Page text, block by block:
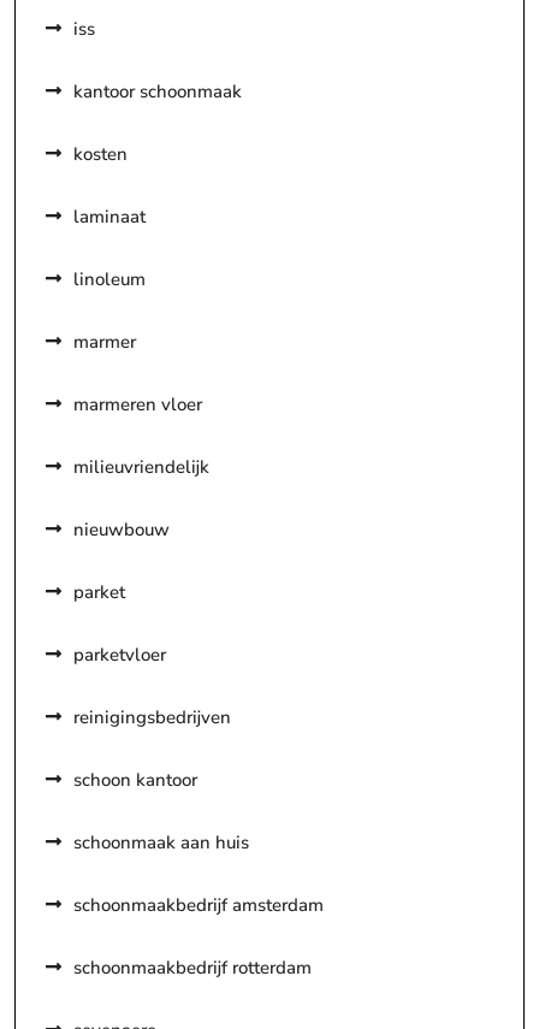
iss
kantoor schoonmaak
kosten
laminaat
linoleum
marmer
marmeren vloer
milieuvriendelijk
nieuwbouw
parket
parketvloer
reinigingsbedrijven
schoon kantoor
schoonmaak aan huis
schoonmaakbedrijf amsterdam
schoonmaakbedrijf rotterdam